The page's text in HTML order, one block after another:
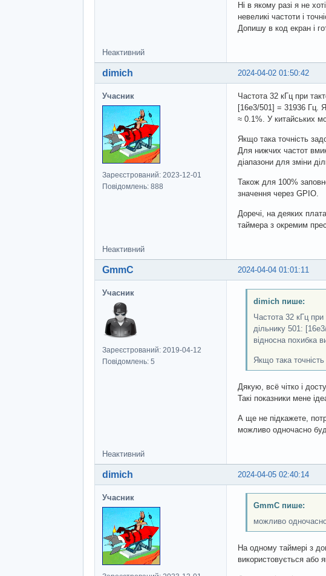
Ні в якому разі я не
невеликі частоти і
Допишу в код екран і
Неактивний
2024-04-02 01:50:42
dimich
Учасник
Зареєстрований: 2023-12-01
Повідомлень: 888
Частота 32 кГц при
[16e3/501] = 31936 Гц.
≈ 0.1%. У китайських
Якщо така точність
Для нижчих частот
діапазони для зміни
Також для 100%
значення через GPIO.
Доречі, на деяких
таймера з окремим
Неактивний
2024-04-04 01:01:11
GmmC
Учасник
Зареєстрований: 2019-04-12
Повідомлень: 5
dimich пише:
Частота 32 кГц
дільнику 501:
відносна похибка
Якщо така
Дякую, всё чітко і
Такі показники мене
А ще не підкажете,
можливо одночасно
Неактивний
2024-04-05 02:40:14
dimich
Учасник
GmmC пише:
можливо
На одному таймері з
використовується або